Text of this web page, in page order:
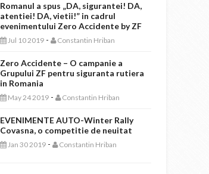
Romanul a spus „DA, sigurantei! DA,
atentiei! DA, vietii!” in cadrul
evenimentului Zero Accidente by ZF
Jul 10 2019 - Constantin Hriban
Zero Accidente – O campanie a
Grupului ZF pentru siguranta rutiera
in Romania
May 24 2019 - Constantin Hriban
EVENIMENTE AUTO-Winter Rally
Covasna, o competitie de neuitat
Jan 30 2019 - Constantin Hriban